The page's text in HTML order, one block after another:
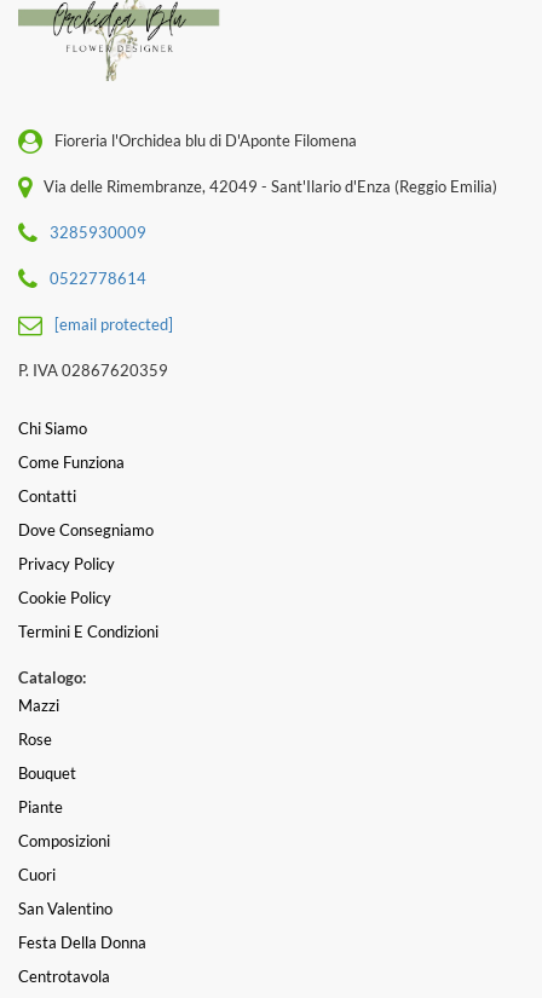
Fioreria l'Orchidea blu di D'Aponte Filomena
Via delle Rimembranze, 42049 - Sant'Ilario d'Enza (Reggio Emilia)
3285930009
0522778614
[email protected]
P. IVA 02867620359
Chi Siamo
Come Funziona
Contatti
Dove Consegniamo
Privacy Policy
Cookie Policy
Termini E Condizioni
Catalogo:
Mazzi
Rose
Bouquet
Piante
Composizioni
Cuori
San Valentino
Festa Della Donna
Centrotavola